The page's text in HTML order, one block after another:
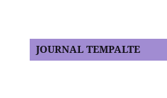
JOURNAL TEMPALTE